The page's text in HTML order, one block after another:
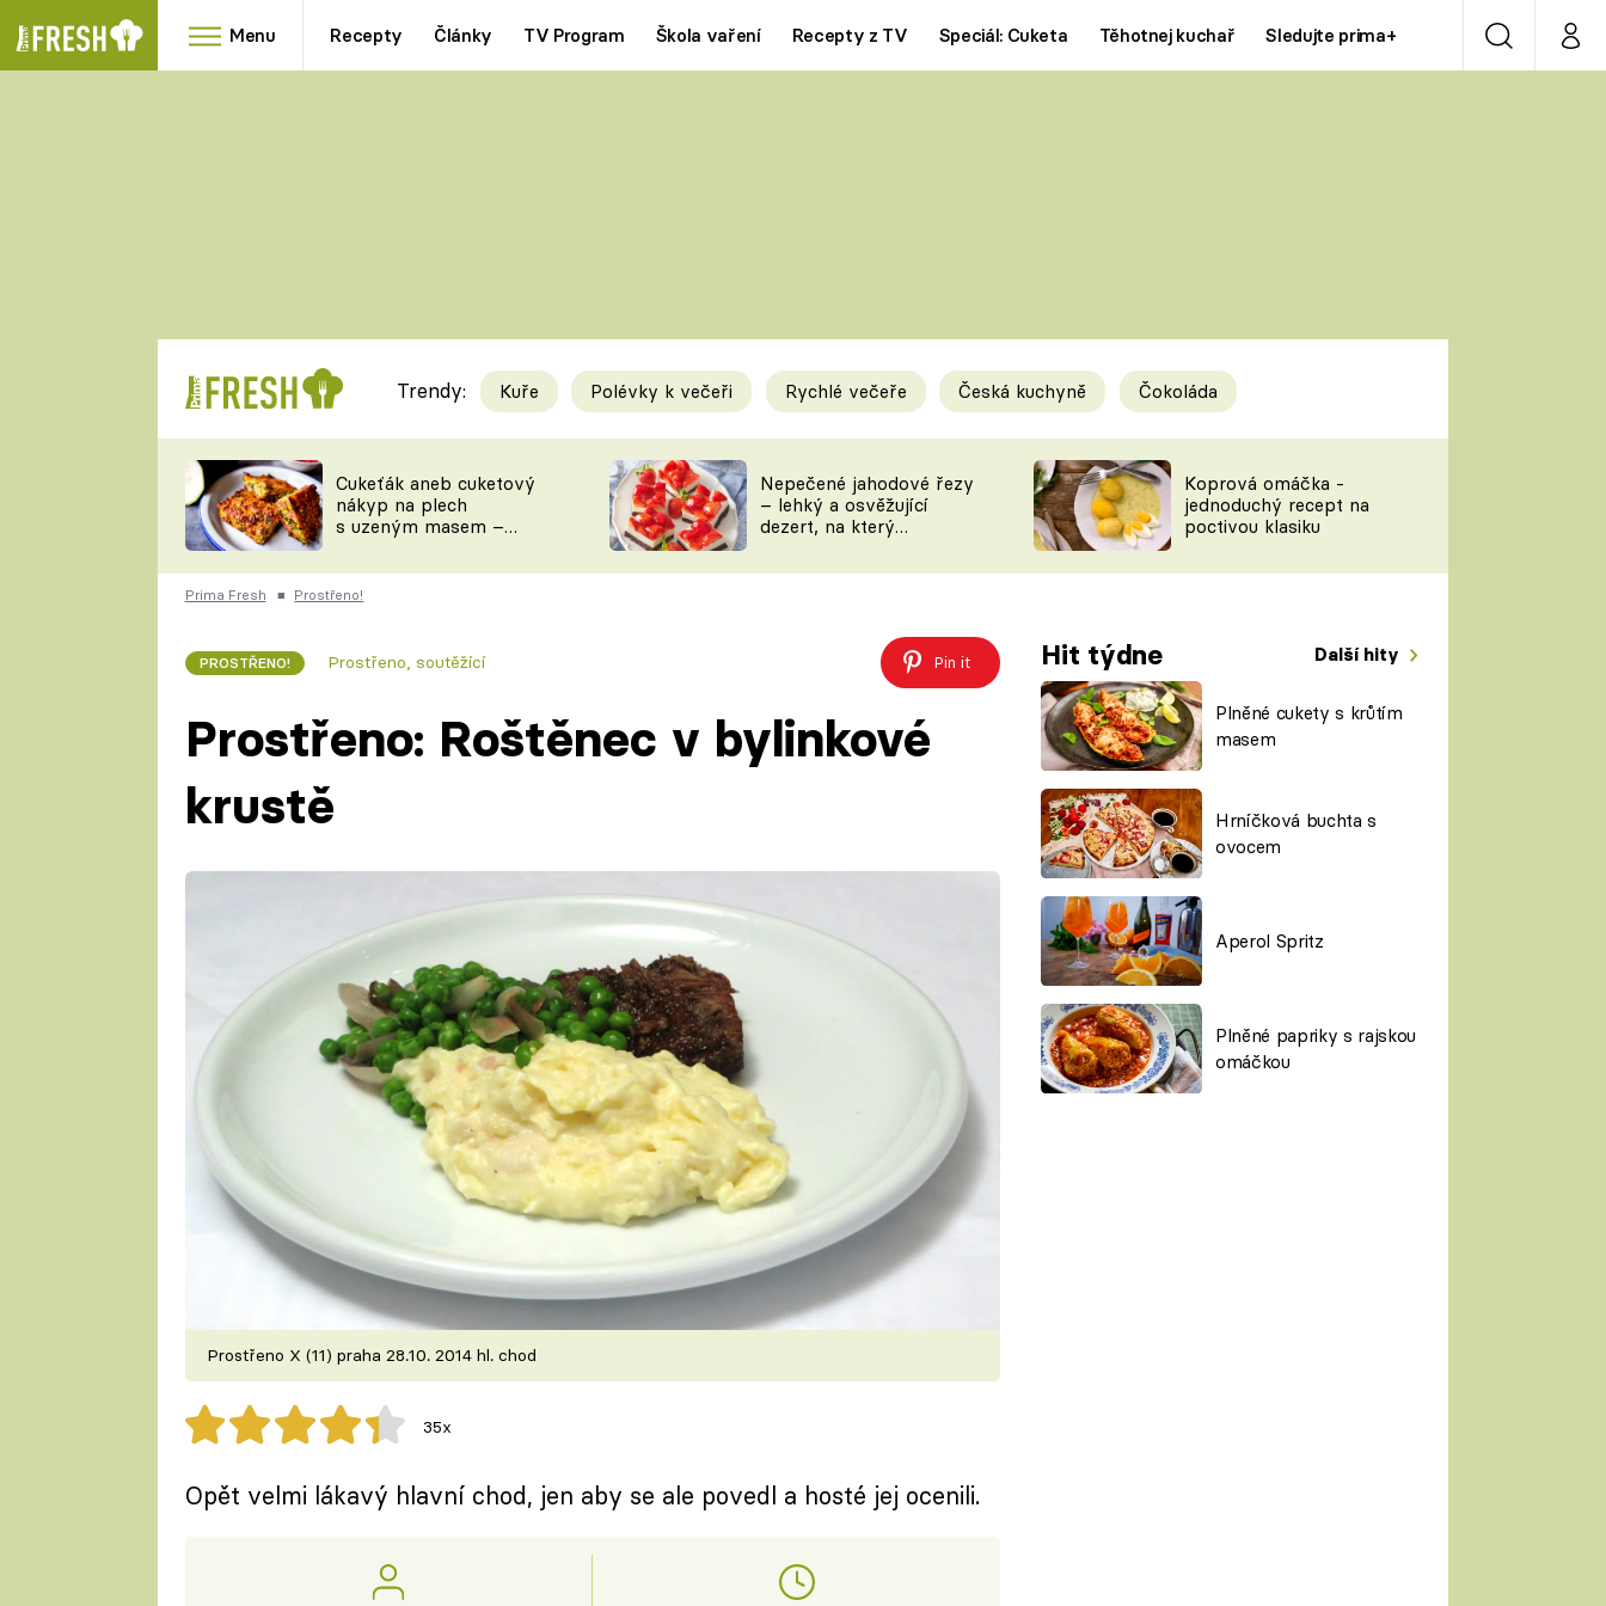
Menu Recepty Články TV Program Škola vaření Recepty z TV Speciál: Cuketa Těhotnej kuchař Sledujte prima+ VyhledáváníMůj
RYCHLOVKY
Videorecepty
TEĎ VAŘÍ ŠÉF!
ČESKO NA TALÍŘI
KUCHAŘKA
Tipy a triky
KAM ZA JÍDLEM
VYCHYTÁVKY
Novinky
ŠÉFREDAKTORKY
ČASOPIS
Prima LAJK
Sledujte nás
Trendy: Kuře Polévky k večeři Rychlé večeře Česká kuchyně Čokoláda
Cukeťák aneb cuketový
nákyp na plech
s uzeným masem –
zpracovat přerostlé
cukety
Nepečené jahodové řezy
– lehký a osvěžující
dezert, na který
Koprová omáčka -
jednoduchý recept na
poctivou klasiku
Prima Fresh ■ Prostřeno!
PROSTŘENO! Prostřeno, soutěžící Pin it Hit týdne Další hity
Plněné cukety s krůtím
masem
Hrníčková buchta s
ovocem
Aperol Spritz
Plněné papriky s rajskou
omáčkou
Prostřeno: Roštěnec v bylinkové
krustě
Prostřeno X (11) praha 28.10. 2014 hl. chod
35x
Opět velmi lákavý hlavní chod, jen aby se ale povedl a hosté jej ocenili.